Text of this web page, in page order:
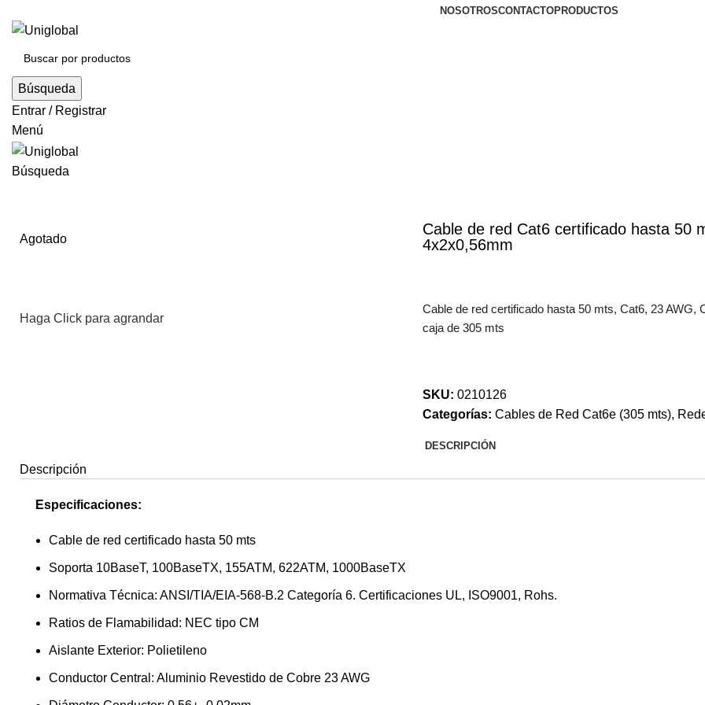
NOSOTROSCONTACTOPRODUCTOS
Búsqueda
Entrar / Registrar
Menú
Búsqueda
Agotado
Haga Click para agrandar
Cable de red Cat6 certificado hasta 50
4x2x0,56mm
Cable de red certificado hasta 50 mts, Cat6, 23
caja de 305 mts
SKU: 0210126
Categorías: Cables de Red Cat6e (305 mts),
DESCRIPCIÓN
Descripción
Especificaciones:
Cable de red certificado hasta 50 mts
Soporta 10BaseT, 100BaseTX, 155ATM, 622ATM, 1000BaseTX
Normativa Técnica: ANSI/TIA/EIA-568-B.2 Categoría 6. Certificaciones UL, ISO9001, Rohs.
Ratios de Flamabilidad: NEC tipo CM
Aislante Exterior: Polietileno
Conductor Central: Aluminio Revestido de Cobre 23 AWG